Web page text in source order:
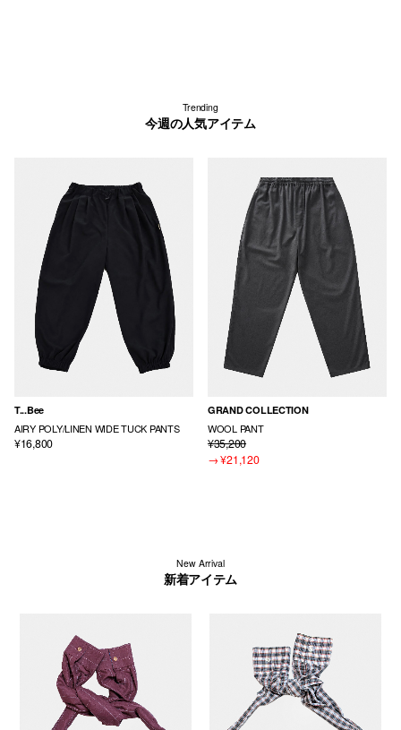
Trending
今週の人気アイテム
T...Bee
AIRY POLY/LINEN WIDE TUCK PANTS
¥16,800
GRAND COLLECTION
WOOL PANT
¥35,200
→¥21,120
New Arrival
新着アイテム